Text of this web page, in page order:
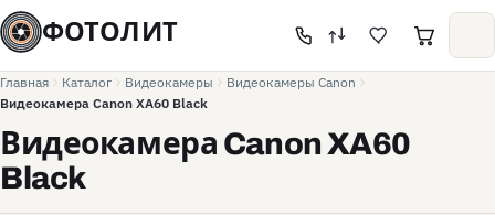
ФОТОЛИТ
Главная Каталог Видеокамеры
Видеокамеры Canon
Видеокамера Canon XA60 Black
Видеокамера Canon XA60
Black